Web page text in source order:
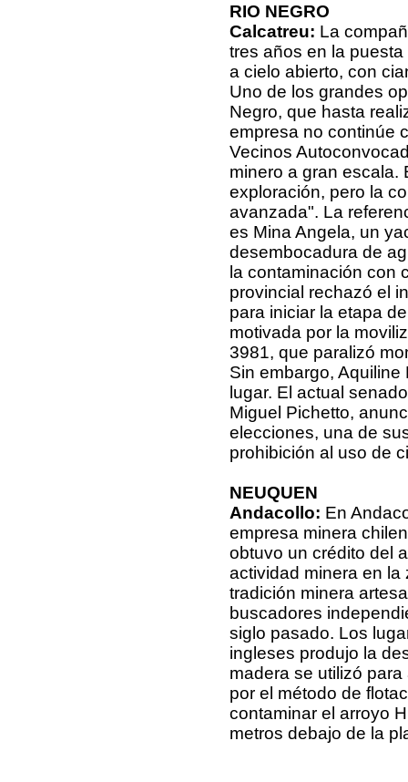
RIO NEGRO
Calcatreu: La
tres años en la
a cielo abierto, con
Uno de los grandes
Negro, que hasta
empresa no continúe
Vecinos
minero a gran escala.
exploración, pero la
avanzada". La
es Mina Angela, un
desembocadura de
la contaminación con
provincial rechazó el
para iniciar la etapa
motivada por la
3981, que paralizó
Sin embargo,
lugar. El actual
Miguel Pichetto,
elecciones, una de
prohibición al uso de
NEUQUEN
Andacollo: En
empresa minera
obtuvo un crédito del
actividad minera en
tradición minera
buscadores
siglo pasado. Los
ingleses produjo la
madera se utilizó
por el método de
contaminar el arroyo
metros debajo de la